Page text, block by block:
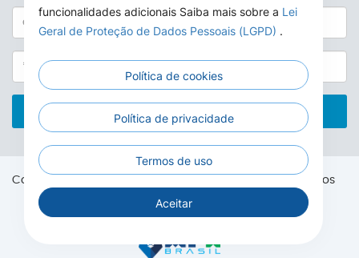
ACESSAR
Copyright® 2026. Câmara Municipal de Carlinda. Todos os
direitos reservados.
funcionalidades adicionais Saiba mais sobre a Lei
Geral de Proteção de Dados Pessoais (LGPD) .
Política de cookies
Política de privacidade
Termos de uso
Aceitar